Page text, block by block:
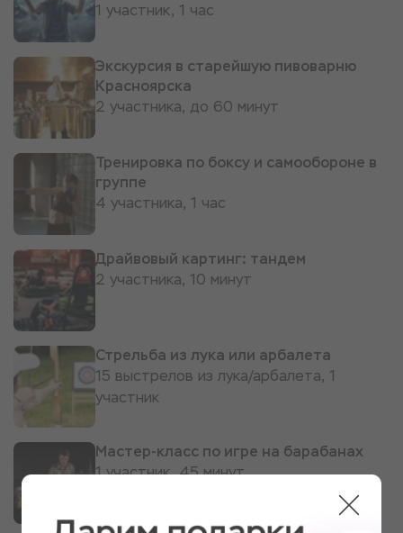
1 участник, 1 час
Экскурсия в старейшую пивоварню
Красноярска
2 участника, до 60 минут
Тренировка по боксу и самообороне в
группе
4 участника, 1 час
Драйвовый картинг: тандем
2 участника, 10 минут
Стрельба из лука или арбалета
15 выстрелов из лука/арбалета, 1
участник
Мастер-класс по игре на барабанах
1 участник, 45 минут